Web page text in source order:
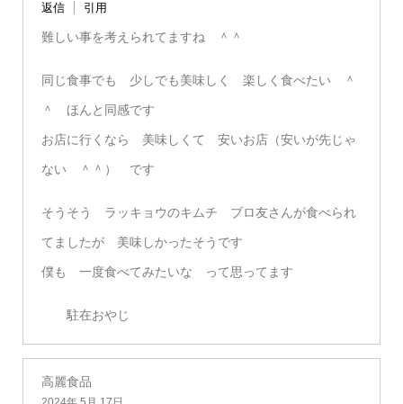
返信 引用
難しい事を考えられてますね ＾＾
同じ食事でも 少しでも美味しく 楽しく食べたい ＾
＾ ほんと同感です
お店に行くなら 美味しくて 安いお店（安いが先じゃ
ない ＾＾） です
そうそう ラッキョウのキムチ ブロ友さんが食べられ
てましたが 美味しかったそうです
僕も 一度食べてみたいな って思ってます
駐在おやじ
高麗食品